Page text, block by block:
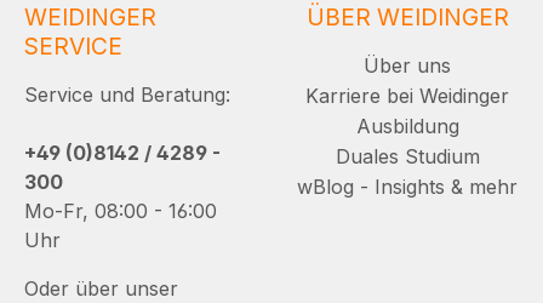
WEIDINGER
SERVICE
Service und Beratung:
+49 (0)8142 / 4289 -
300
Mo-Fr, 08:00 - 16:00
Uhr
Oder über unser
ÜBER WEIDINGER
Über uns
Karriere bei Weidinger
Ausbildung
Duales Studium
wBlog - Insights & mehr